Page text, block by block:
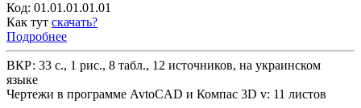
Код: 01.01.01.01.01
Как тут скачать?
Подробнее
ВКР: 33 с., 1 рис., 8 табл., 12 источников, на украинском
языке
Чертежи в программе AvtoCAD и Компас 3D v: 11 листов